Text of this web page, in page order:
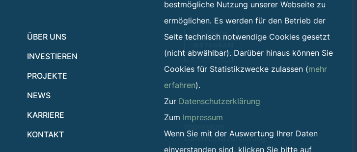
ÜBER UNS
INVESTIEREN
PROJEKTE
NEWS
KARRIERE
KONTAKT
FACEBOOK
LINKEDIN
Datenschutzerklärung
bestmögliche Nutzung unserer Webseite zu
ermöglichen. Es werden für den Betrieb der
Seite technisch notwendige Cookies gesetzt
(nicht abwählbar). Darüber hinaus können Sie
Cookies für Statistikzwecke zulassen (mehr
erfahren).
Zur Datenschutzerklärung
Zum Impressum
Wenn Sie mit der Auswertung Ihrer Daten
einverstanden sind, klicken Sie bitte auf